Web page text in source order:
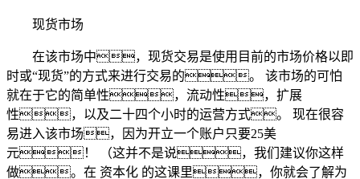
现货市场
在该市场中，现货交易是使用目前的市场价格以即
时或“现货”的方式来进行交易的。 该市场的可怕
就在于它的简单性，流动性，扩展
性，以及二十四个小时的运营方式。 现在很容
易进入该市场，因为开立一个账户只要25美
元！ （这并不是说，我们建议你这样
做。在 资本化 的这课里，你就会了解为